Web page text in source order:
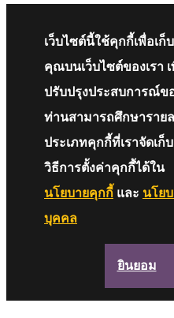
เว็บไซต์นี้ใช้คุกกี้เพื่อเ
คุณบนเว็บไซต์ของเรา
ปรับปรุงประสบการณ์ข
ท่านสามารถศึกษารายล
ประเภทคุกกี้ที่เราจัดเก็
วิธีการตั้งค่าคุกกี้ได้ใน
นโยบายคุกกี้ และ นโย
บุคคล
ยินยอม